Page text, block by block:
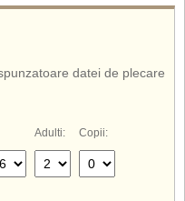
de masa, step-aerobic, aqua-
8 terenuri de tenis cu gazon
World ofera servicii Ultra All
datei de plecare
Adulti: Copii: